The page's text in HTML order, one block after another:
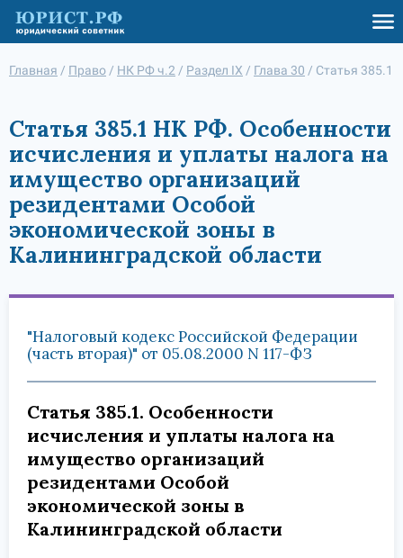
Главная / Право / НК РФ ч.2 / Раздел IX / Глава 30 / Статья 385.1
Статья 385.1 НК РФ. Особенности
исчисления и уплаты налога на
имущество организаций
резидентами Особой
экономической зоны в
Калининградской области
"Налоговый кодекс Российской Федерации
(часть вторая)" от 05.08.2000 N 117-ФЗ
Статья 385.1. Особенности
исчисления и уплаты налога на
имущество организаций
резидентами Особой
экономической зоны в
Калининградской области